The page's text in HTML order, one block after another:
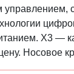
X3 —
Носовое